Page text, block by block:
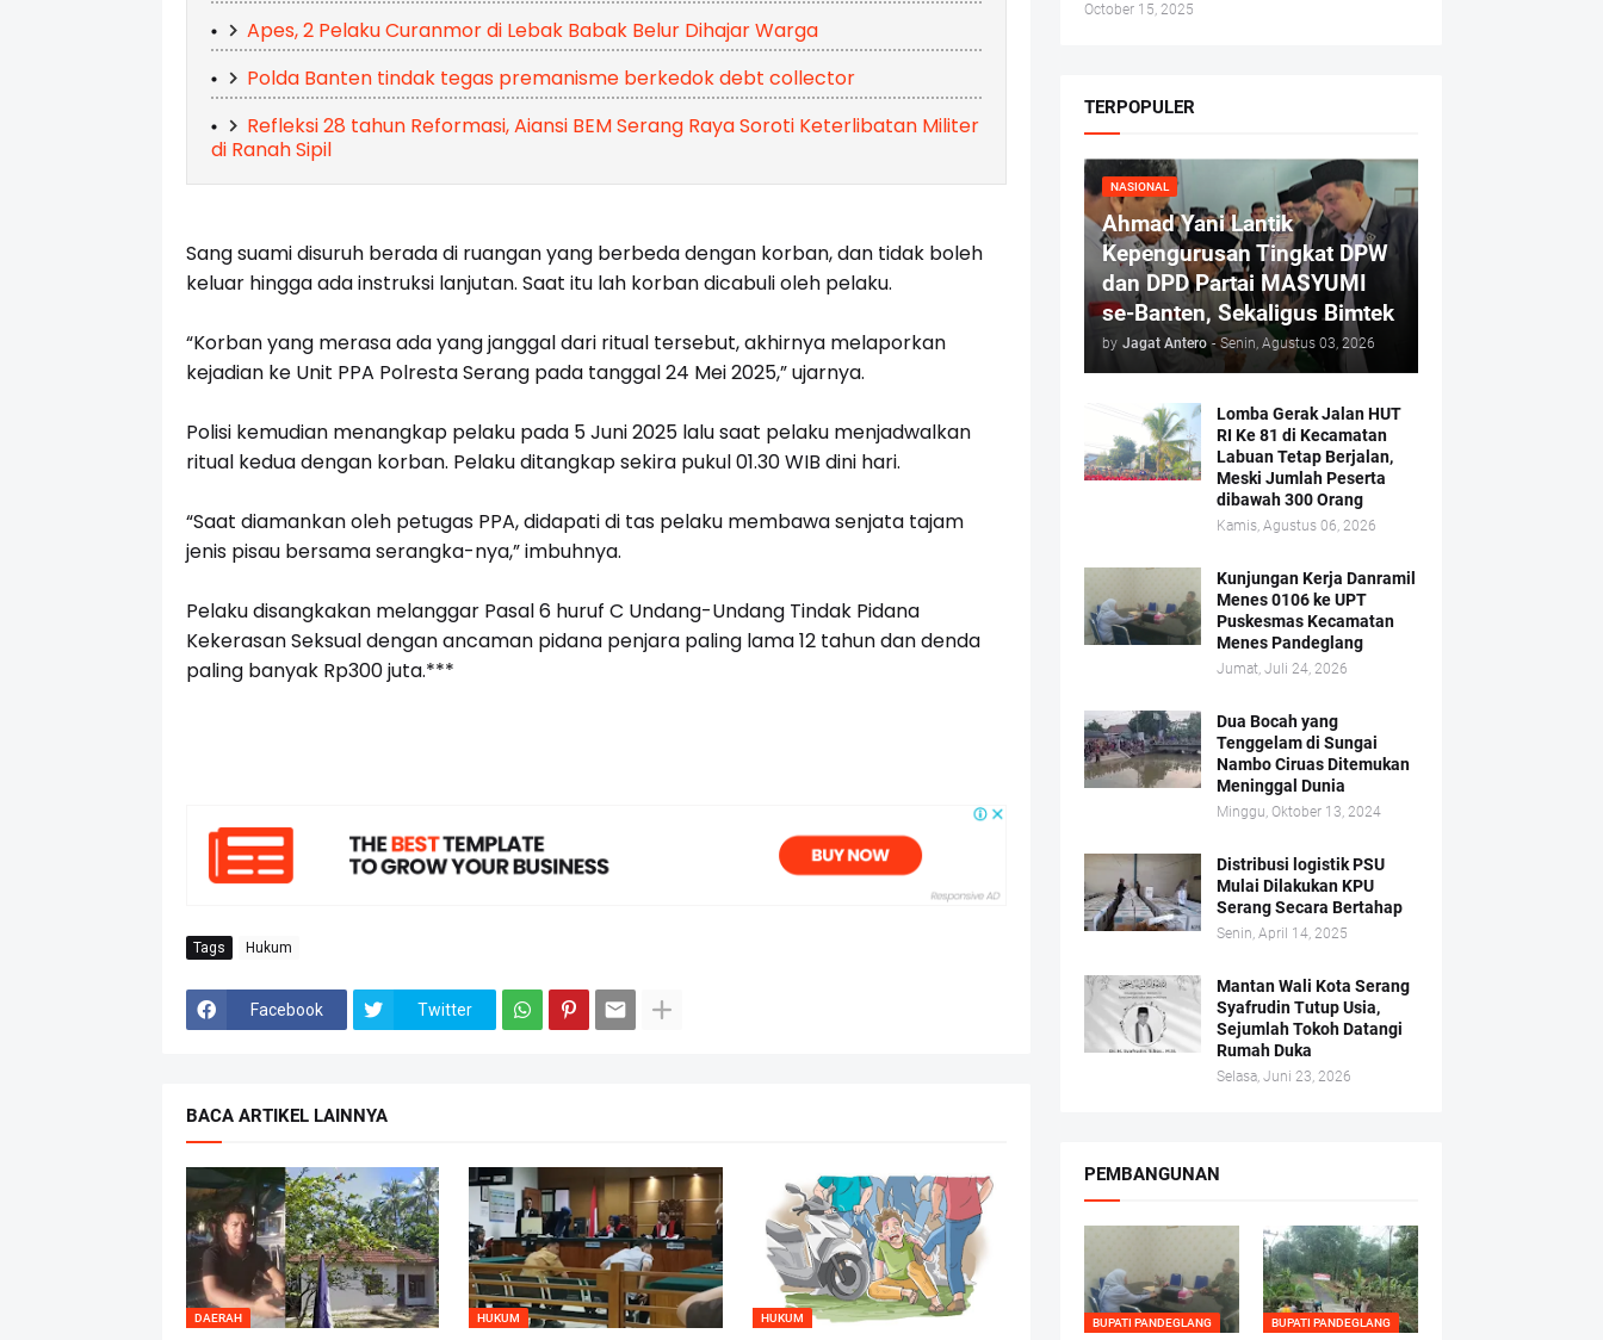
Apes, 2 Pelaku Curanmor di Lebak Babak Belur Dihajar Warga
Polda Banten tindak tegas premanisme berkedok debt collector
Refleksi 28 tahun Reformasi, Aiansi BEM Serang Raya Soroti Keterlibatan Militer
di Ranah Sipil
Sang suami disuruh berada di ruangan yang berbeda dengan korban, dan tidak boleh
keluar hingga ada instruksi lanjutan. Saat itu lah korban dicabuli oleh pelaku.
“Korban yang merasa ada yang janggal dari ritual tersebut, akhirnya melaporkan
kejadian ke Unit PPA Polresta Serang pada tanggal 24 Mei 2025,” ujarnya.
Polisi kemudian menangkap pelaku pada 5 Juni 2025 lalu saat pelaku menjadwalkan
ritual kedua dengan korban. Pelaku ditangkap sekira pukul 01.30 WIB dini hari.
“Saat diamankan oleh petugas PPA, didapati di tas pelaku membawa senjata tajam
jenis pisau bersama serangka-nya,” imbuhnya.
Pelaku disangkakan melanggar Pasal 6 huruf C Undang-Undang Tindak Pidana
Kekerasan Seksual dengan ancaman pidana penjara paling lama 12 tahun dan denda
paling banyak Rp300 juta.***
Tags Hukum
Facebook Twitter
BACA ARTIKEL LAINNYA
DAERAH HUKUM HUKUM
October 15, 2025
TERPOPULER
NASIONAL
Ahmad Yani Lantik
Kepengurusan Tingkat DPW
dan DPD Partai MASYUMI
se-Banten, Sekaligus Bimtek
by Jagat Antero - Senin, Agustus 03, 2026
Lomba Gerak Jalan HUT
RI Ke 81 di Kecamatan
Labuan Tetap Berjalan,
Meski Jumlah Peserta
dibawah 300 Orang
Kamis, Agustus 06, 2026
Kunjungan Kerja Danramil
Menes 0106 ke UPT
Puskesmas Kecamatan
Menes Pandeglang
Jumat, Juli 24, 2026
Dua Bocah yang
Tenggelam di Sungai
Nambo Ciruas Ditemukan
Meninggal Dunia
Minggu, Oktober 13, 2024
Distribusi logistik PSU
Mulai Dilakukan KPU
Serang Secara Bertahap
Senin, April 14, 2025
Mantan Wali Kota Serang
Syafrudin Tutup Usia,
Sejumlah Tokoh Datangi
Rumah Duka
Selasa, Juni 23, 2026
PEMBANGUNAN
BUPATI PANDEGLANG BUPATI PANDEGLANG